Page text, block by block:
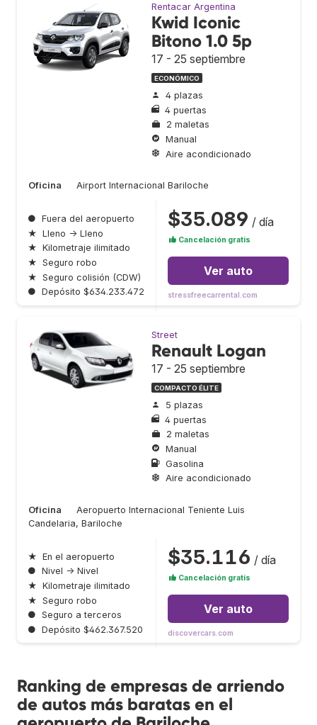
Rentacar Argentina
Kwid Iconic
Bitono 1.0 5p
17 - 25 septiembre
ECONÓMICO
4 plazas
4 puertas
2 maletas
Manual
Aire acondicionado
Oficina Airport Internacional Bariloche
● Fuera del aeropuerto
★ Lleno → Lleno
★ Kilometraje ilimitado
★ Seguro robo
★ Seguro colisión (CDW)
● Depósito $634.233.472
$35.089 / día
Cancelación gratis
Ver auto
stressfreecarrental.com
Street
Renault Logan
17 - 25 septiembre
COMPACTO ÉLITE
5 plazas
4 puertas
2 maletas
Manual
Gasolina
Aire acondicionado
Oficina
Aeropuerto Internacional Teniente Luis
Candelaria, Bariloche
★ En el aeropuerto
● Nivel → Nivel
★ Kilometraje ilimitado
★ Seguro robo
● Seguro a terceros
● Depósito $462.367.520
$35.116 / día
Cancelación gratis
Ver auto
discovercars.com
Ranking de empresas de arriendo
de autos más baratas en el